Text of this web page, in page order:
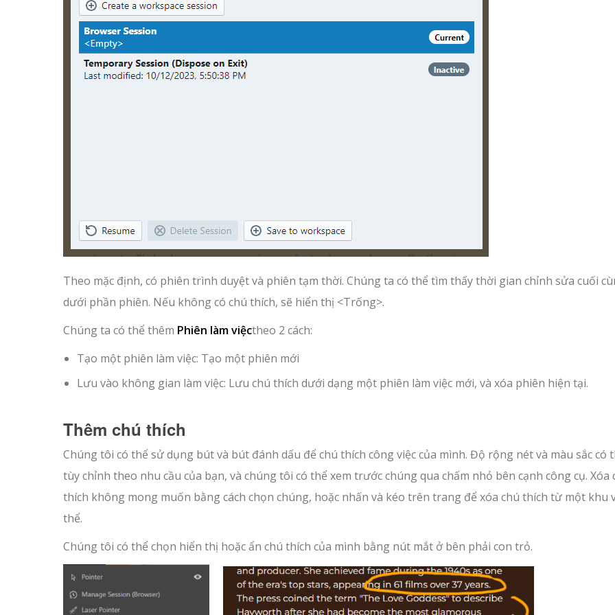
Theo mặc định, có phiên trình duyệt và phiên tạm thời. Chúng ta có thể tìm thấy thời gian chỉnh sửa cuối
dưới phần phiên. Nếu không có chú thích, sẽ hiển thị <Trống>.
Chúng ta có thể thêm Phiên làm việctheo 2 cách:
Tạo một phiên làm việc: Tạo một phiên mới
Lưu vào không gian làm việc: Lưu chú thích dưới dạng một phiên làm việc mới, và xóa phiên hiện tại.
Thêm chú thích
Chúng tôi có thể sử dụng bút và bút đánh dấu để chú thích công việc của mình. Độ rộng nét và màu sắc có
tùy chỉnh theo nhu cầu của bạn, và chúng tôi có thể xem trước chúng qua chấm nhỏ bên cạnh công cụ. Xóa
thích không mong muốn bằng cách chọn chúng, hoặc nhấn và kéo trên trang để xóa chú thích từ một khu
thể.
Chúng tôi có thể chọn hiển thị hoặc ẩn chú thích của mình bằng nút mắt ở bên phải con trỏ.